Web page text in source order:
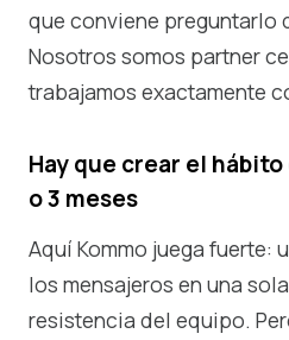
que conviene preguntarlo
Nosotros somos partner
trabajamos exactamente
Hay que crear el
o 3 meses
Aquí Kommo juega fuerte:
los mensajeros en una
resistencia del equipo.